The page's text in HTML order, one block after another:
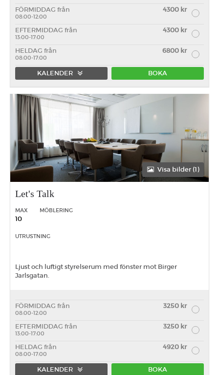
FÖRMIDDAG från 4300 kr
08:00-12:00
EFTERMIDDAG från 4300 kr
13:00-17:00
HELDAG från 6800 kr
08:00-17:00
KALENDER BOKA
Förmiddag Eftermiddag Heldag
Visa bilder (1)
Let's Talk
MAX
10
MÖBLERING
UTRUSTNING
Ljust och luftigt styrelserum med fönster mot Birger
Jarlsgatan.
FÖRMIDDAG från 3250 kr
08:00-12:00
EFTERMIDDAG från 3250 kr
13:00-17:00
HELDAG från 4920 kr
08:00-17:00
KALENDER BOKA